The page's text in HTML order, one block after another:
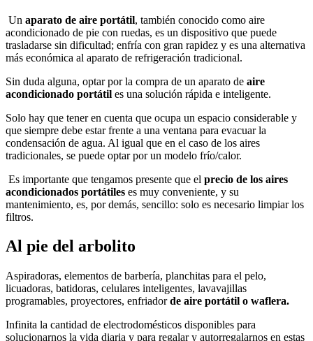
Un aparato de aire portátil, también conocido como aire
acondicionado de pie con ruedas, es un dispositivo que puede
trasladarse sin dificultad; enfría con gran rapidez y es una alternativa
más económica al aparato de refrigeración tradicional.
Sin duda alguna, optar por la compra de un aparato de aire
acondicionado portátil es una solución rápida e inteligente.
Solo hay que tener en cuenta que ocupa un espacio considerable y
que siempre debe estar frente a una ventana para evacuar la
condensación de agua. Al igual que en el caso de los aires
tradicionales, se puede optar por un modelo frío/calor.
Es importante que tengamos presente que el precio de los aires
acondicionados portátiles es muy conveniente, y su
mantenimiento, es, por demás, sencillo: solo es necesario limpiar los
filtros.
Al pie del arbolito
Aspiradoras, elementos de barbería, planchitas para el pelo,
licuadoras, batidoras, celulares inteligentes, lavavajillas
programables, proyectores, enfriadorde aire portátil o waflera.
Infinita la cantidad de electrodomésticos disponibles para
solucionarnos la vida diaria y para regalar y autorregalarnos en estas